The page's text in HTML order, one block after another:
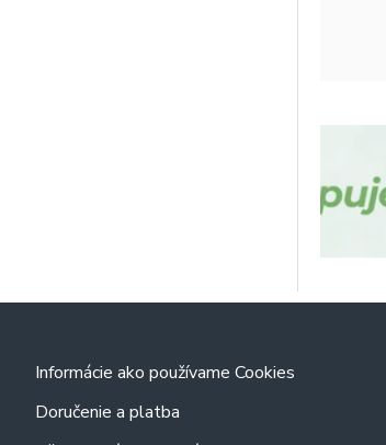
Informácie ako používame Cookies
Doručenie a platba